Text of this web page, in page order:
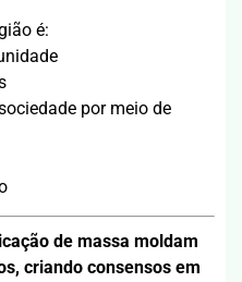
é:
por meio de
de massa moldam
criando consensos em